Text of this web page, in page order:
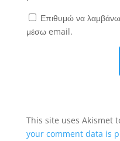
Επιθυμώ να λαμβάνω
μέσω email.
This site uses Akismet
your comment data is